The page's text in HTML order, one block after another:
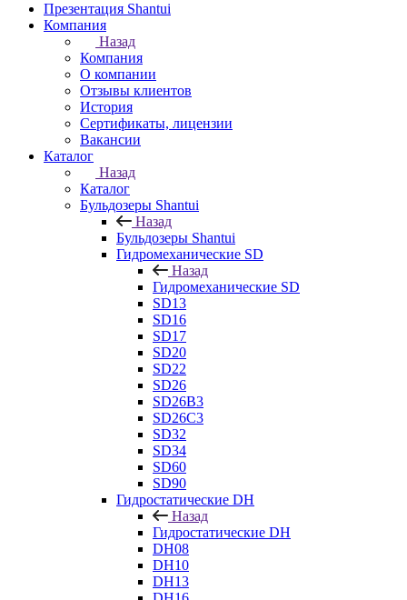
Презентация Shantui
Компания
Назад
Компания
О компании
Отзывы клиентов
История
Сертификаты, лицензии
Вакансии
Каталог
Назад
Каталог
Бульдозеры Shantui
Назад
Бульдозеры Shantui
Гидромеханические SD
Назад
Гидромеханические SD
SD13
SD16
SD17
SD20
SD22
SD26
SD26B3
SD26C3
SD32
SD34
SD60
SD90
Гидростатические DH
Назад
Гидростатические DH
DH08
DH10
DH13